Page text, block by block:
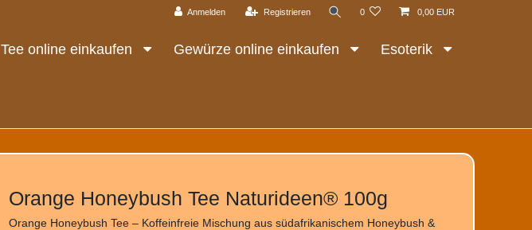
Anmelden Registrieren 0 0,00 EUR
Tee online einkaufen Gewürze online einkaufen Esoterik
Orange Honeybush Tee Naturideen® 100g
Orange Honeybush Tee – Koffeinfreie Mischung aus südafrikanischem Honeybush &